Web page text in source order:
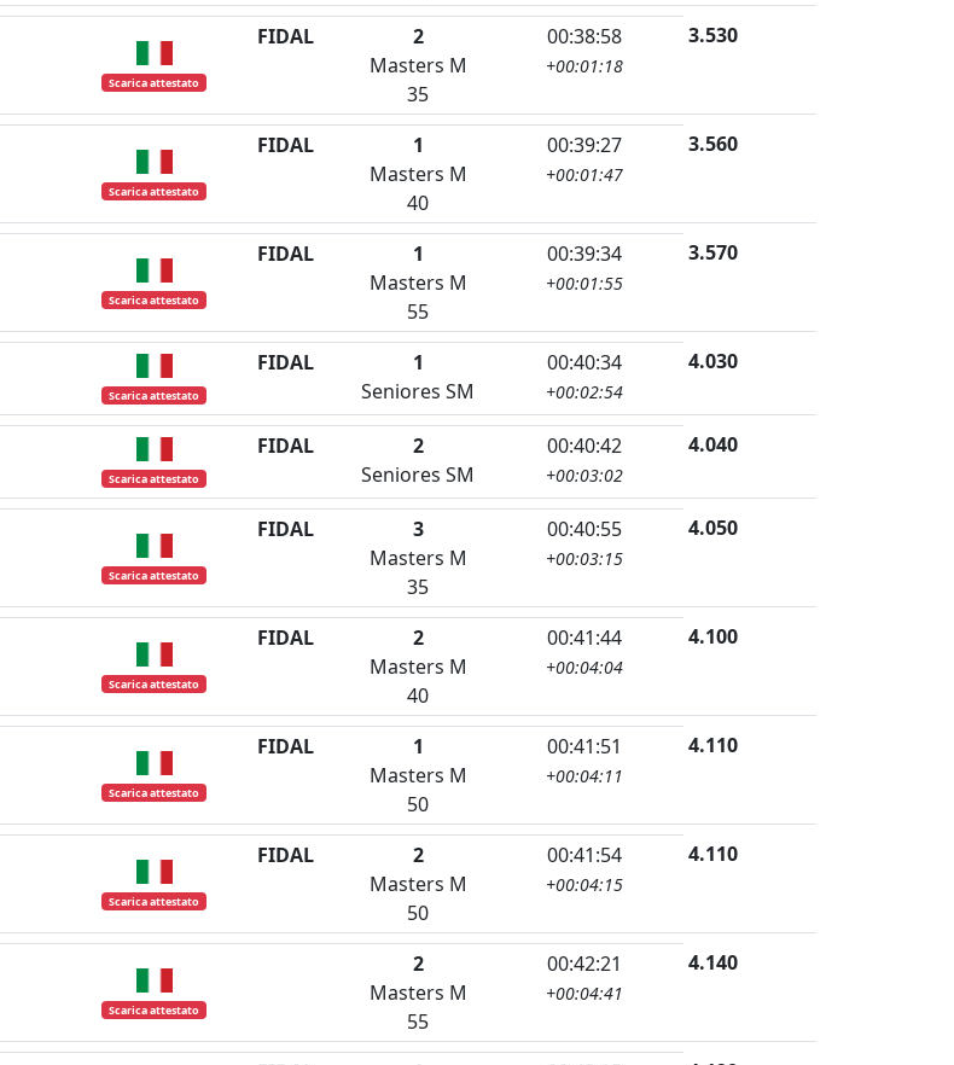
Scarica attestato
FIDAL
2
Masters M
35
00:38:58
+00:01:18
3.530
Scarica attestato
FIDAL
1
Masters M
40
00:39:27
+00:01:47
3.560
Scarica attestato
FIDAL
1
Masters M
55
00:39:34
+00:01:55
3.570
Scarica attestato
FIDAL
1
Seniores SM
00:40:34
+00:02:54
4.030
Scarica attestato
FIDAL
2
Seniores SM
00:40:42
+00:03:02
4.040
Scarica attestato
FIDAL
3
Masters M
35
00:40:55
+00:03:15
4.050
Scarica attestato
FIDAL
2
Masters M
40
00:41:44
+00:04:04
4.100
Scarica attestato
FIDAL
1
Masters M
50
00:41:51
+00:04:11
4.110
Scarica attestato
FIDAL
2
Masters M
50
00:41:54
+00:04:15
4.110
Scarica attestato
2
Masters M
55
00:42:21
+00:04:41
4.140